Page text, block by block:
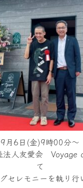
9月6日(金)9時00分〜
法人友愛会 Voyage
て
セレモニーを執り行